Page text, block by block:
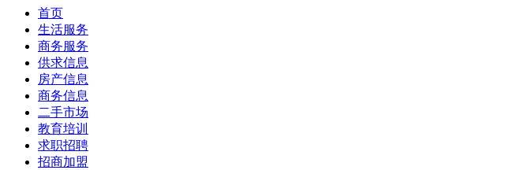
首页
生活服务
商务服务
供求信息
房产信息
商务信息
二手市场
教育培训
求职招聘
招商加盟